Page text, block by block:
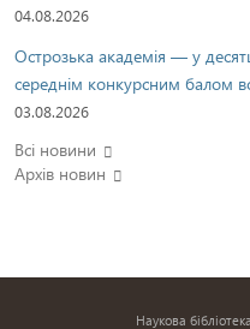
04.08.2026
Острозька академія — у
середнім конкурсним балом
03.08.2026
Всі новини
Архів новин
Наукова бібліотека